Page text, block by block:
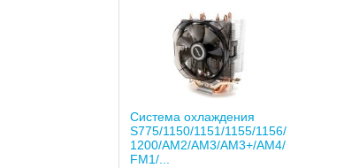
Система охлаждения
S775/1150/1151/1155/1156/
1200/AM2/AM3/AM3+/AM4/
FM1/...